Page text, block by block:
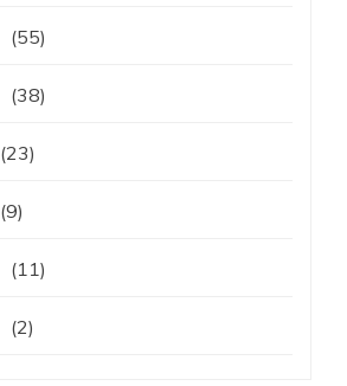
(55)
(38)
(23)
(9)
(11)
(2)